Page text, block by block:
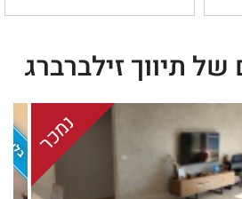
של תיווך זילברברג
נמכר